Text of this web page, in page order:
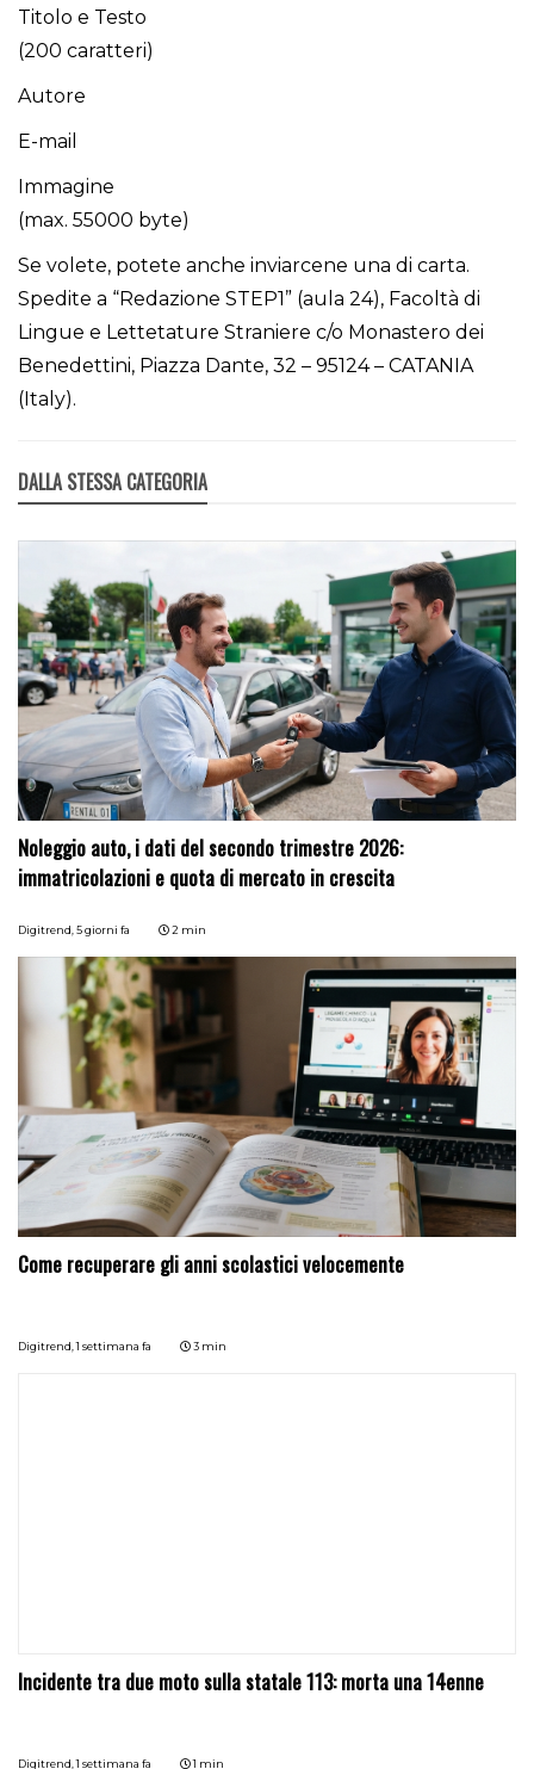
Titolo e Testo
(200 caratteri)
Autore
E-mail
Immagine
(max. 55000 byte)
Se volete, potete anche inviarcene una di carta.
Spedite a “Redazione STEP1” (aula 24), Facoltà di
Lingue e Lettetature Straniere c/o Monastero dei
Benedettini, Piazza Dante, 32 – 95124 – CATANIA
(Italy).
DALLA STESSA CATEGORIA
Noleggio auto, i dati del secondo trimestre 2026:
immatricolazioni e quota di mercato in crescita
Digitrend,5 giorni fa 2 min
Come recuperare gli anni scolastici velocemente
Digitrend,1 settimana fa 3 min
Incidente tra due moto sulla statale 113: morta una 14enne
Digitrend,1 settimana fa 1 min